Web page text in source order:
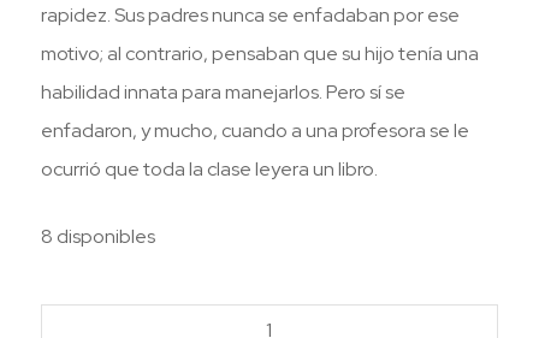
rapidez. Sus padres nunca se enfadaban por ese
motivo; al contrario, pensaban que su hijo tenía una
habilidad innata para manejarlos. Pero sí se
enfadaron, y mucho, cuando a una profesora se le
ocurrió que toda la clase leyera un libro.
8 disponibles